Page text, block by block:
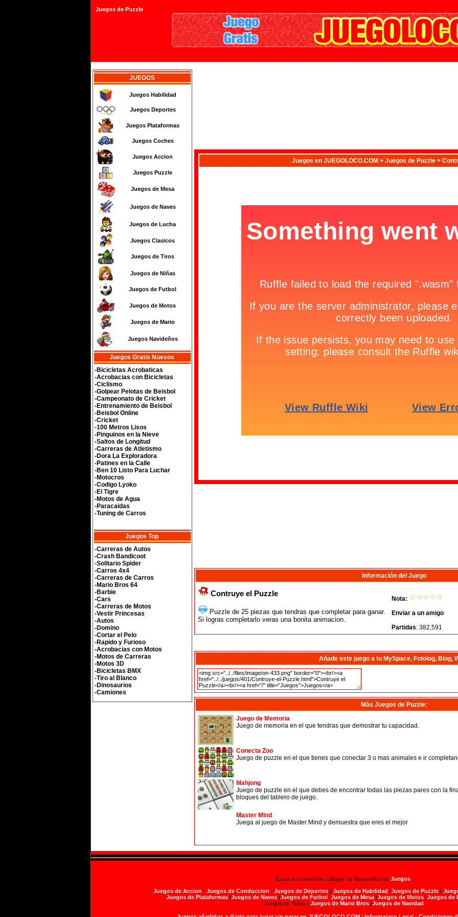
Juegos de Puzzle
JUEGOS
Juegos Habilidad
Juegos Deportes
Juegos Plataformas
Juegos Coches
Juegos Accion
Juegos Puzzle
Juegos de Mesa
Juegos de Naves
Juegos de Lucha
Juegos Clasicos
Juegos de Tiros
Juegos de Niñas
Juegos de Futbol
Juegos de Motos
Juegos de Mario
Juegos Navideños
Juegos Gratis Nuevos
-Bicicletas Acrobaticas
-Acrobacias con Bicicletas
-Ciclismo
-Golpear Pelotas de Beisbol
-Campeonato de Cricket
-Entrenamiento de Beisbol
-Beisbol Online
-Cricket
-100 Metros Lisos
-Pinguinos en la Nieve
-Saltos de Longitud
-Carreras de Atletismo
-Dora La Exploradora
-Patines en la Calle
-Ben 10 Listo Para Luchar
-Motocros
-Codigo Lyoko
-El Tigre
-Motos de Agua
-Paracaidas
-Tuning de Carros
Juegos Top
-Carreras de Autos
-Crash Bandicoot
-Solitario Spider
-Carros 4x4
-Carreras de Carros
-Mario Bros 64
-Barbie
-Cars
-Carreras de Motos
-Vestir Princesas
-Autos
-Domino
-Cortar el Pelo
-Rapido y Furioso
-Acrobacias con Motos
-Motos de Carreras
-Motos 3D
-Bicicletas BMX
-Tiro al Blanco
-Dinosaurios
-Camiones
Juegos en JUEGOLOCO.COM > Juegos de Puzzle >
Información del Juego
Contruye el Puzzle
Puzzle de 25 piezas que tendras que completar para ganar.
Si logras completarlo veras una bonita animacion.
Nota:
Enviar a un amigo
Partidas: 382,591
Añade este juego a tu MySpace, Fotolog, Blog,
Más Juegos de Puzzle:
Juego de Memoria
Juego de memoria en el que tendras que demostrar tu capacidad.
Conecta Zoo
Juego de puzzle en el que tienes que conectar 3 o mas animales e ir
Mahjong
Juego de puzzle en el que debes de encontrar todas las piezas pares con la
bloques del tablero de juego.
Master Mind
Juega al juego de Master Mind y demuestra que eres el mejor
Estas son nuestras categorías disponibles de Juegos:
Juegos de Accion | Juegos de Conduccion | Juegos de Deportes| Juegos de Habilidad |Juegos de Puzzle|
Juegos de Plataformas|Juegos de Naves|Juegos de Futbol|Juegos de Mesa|Juegos de Motos|Juegos de
Juegos de Niños | Juegos de Mario Bros|Juegos de Navidad